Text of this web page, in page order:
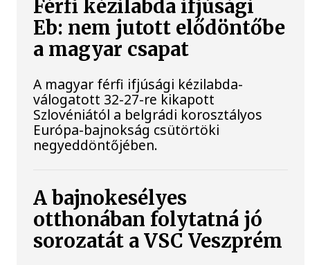
Férfi kézilabda ifjúsági
Eb: nem jutott elődöntőbe
a magyar csapat
A magyar férfi ifjúsági kézilabda-
válogatott 32-27-re kikapott
Szlovéniától a belgrádi korosztályos
Európa-bajnokság csütörtöki
negyeddöntőjében.
A bajnokesélyes
otthonában folytatná jó
sorozatát a VSC Veszprém